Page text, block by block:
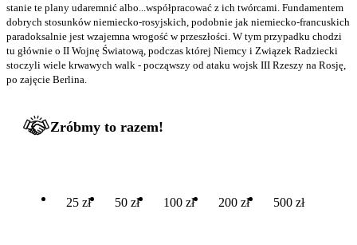
stanie te plany udaremnić albo...współpracować z ich twórcami. Fundamentem
dobrych stosunków niemiecko-rosyjskich, podobnie jak niemiecko-francuskich
paradoksalnie jest wzajemna wrogość w przeszłości. W tym przypadku chodzi
tu głównie o II Wojnę Światową, podczas której Niemcy i Związek Radziecki
stoczyli wiele krwawych walk - począwszy od ataku wojsk III Rzeszy na Rosję,
po zajęcie Berlina.
Zróbmy to razem!
25 zł 50 zł 100 zł 200 zł 500 zł